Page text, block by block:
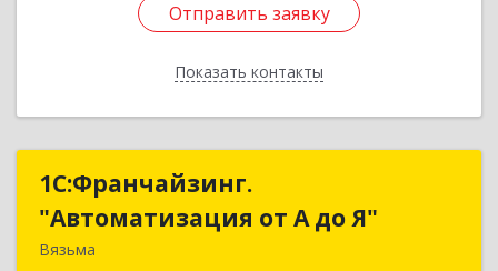
Отправить заявку
Показать контакты
Отправить заявку
Назад
1С:Франчайзинг.
"Автоматизация от А до Я"
Вязьма
1С:Франчайзинг.
"Автоматизация от А до Я"